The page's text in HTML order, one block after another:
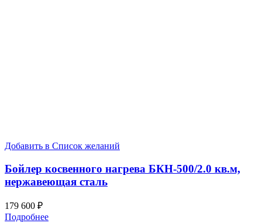
Добавить в Список желаний
Бойлер косвенного нагрева БКН-500/2.0 кв.м,
нержавеющая сталь
179 600 ₽
Подробнее